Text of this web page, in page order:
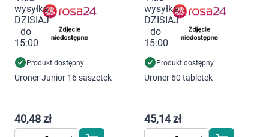
Produkt dostępny
Uroner Junior 16 saszetek
40,48 zł
Produkt dostępny
Uroner 60 tabletek
45,14 zł